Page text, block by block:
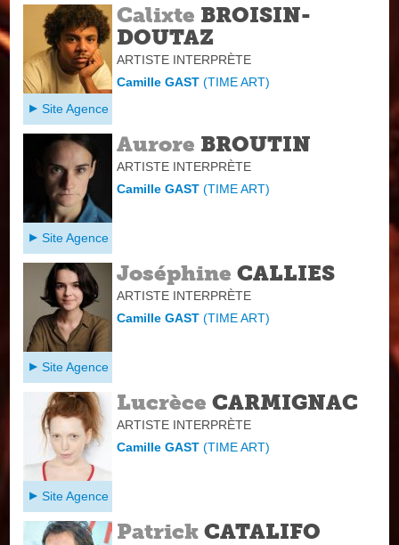
Calixte BROISIN-
DOUTAZ
ARTISTE INTERPRÈTE
Camille GAST(TIME ART)
Site Agence
Aurore BROUTIN
ARTISTE INTERPRÈTE
Camille GAST(TIME ART)
Site Agence
Joséphine CALLIES
ARTISTE INTERPRÈTE
Camille GAST(TIME ART)
Site Agence
Lucrèce CARMIGNAC
ARTISTE INTERPRÈTE
Camille GAST(TIME ART)
Site Agence
Patrick CATALIFO